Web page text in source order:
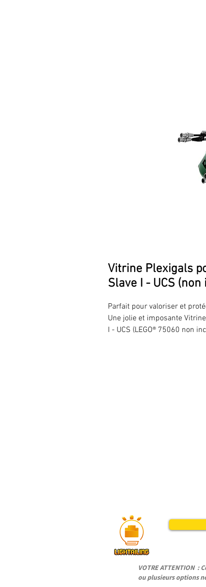
Vitrine Plexigals
Slave I - UCS (non
Parfait pour valoriser et
Une jolie et imposante
I - UCS (LEGO® 75060 non
VOTRE ATTENTION
ou plusieurs options